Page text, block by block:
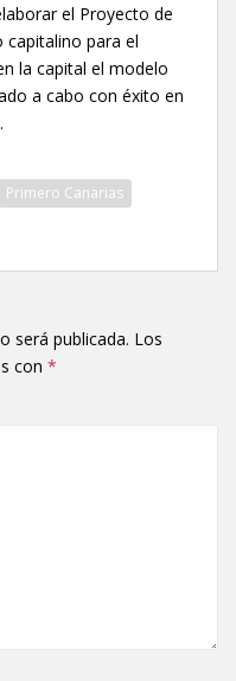
el Proyecto de
capitalino para el
la capital el modelo
a cabo con éxito en
Primero Canarias
será publicada. Los
con *